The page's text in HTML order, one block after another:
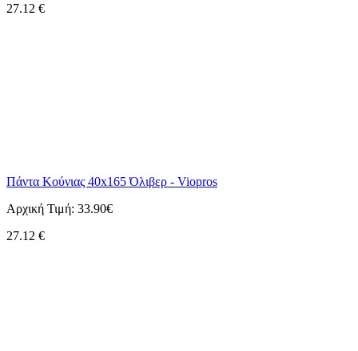
27.12 €
Πάντα Κούνιας 40x165 Όλιβερ - Viopros
Αρχική Τιμή: 33.90€
27.12 €